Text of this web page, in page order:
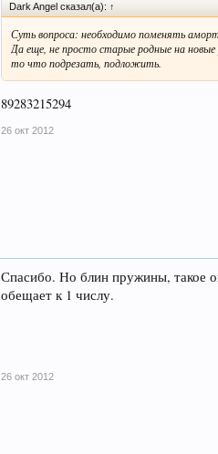
Dark Angel сказал(а): ↑
Суть вопроса: необходимо поменять
Да еще, не просто старые родные на
то что подрезать, подложить.
89283215294
26 окт 2012
Спасибо. Но блин пружины, такое
обещает к 1 числу.
26 окт 2012